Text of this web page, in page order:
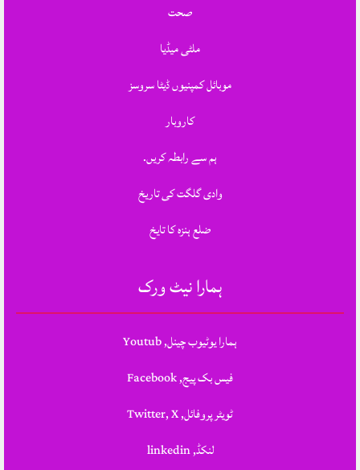
صحت
ملٹی میڈیا
موبائل کمپنیوں ڈیٹا سروسز
کاروبار
ہم سے رابطہ کریں.
وادی گلگت کی تاریخ
ضلع ہنزہ کا تایخ
ہمارا نیٹ ورک
ہمارا یوٹیوب چینل, Youtub
فیس بک پیج, Facebook
ٹویٹر پروفائل, Twitter, X
لنکڈ, linkedin